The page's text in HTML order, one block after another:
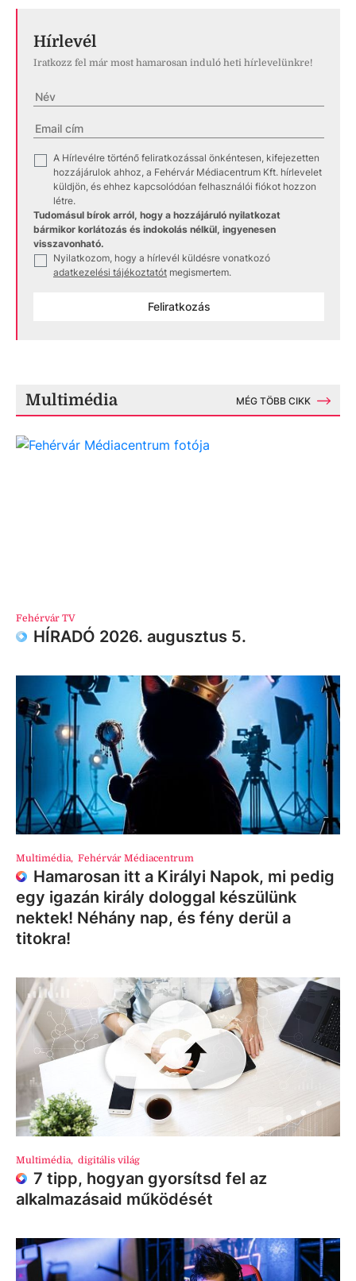
Hírlevél
Iratkozz fel már most hamarosan induló heti hírlevelünkre!
A Hírlevélre történő feliratkozással önkéntesen, kifejezetten
hozzájárulok ahhoz, a Fehérvár Médiacentrum Kft. hírlevelet
küldjön, és ehhez kapcsolódóan felhasználói fiókot hozzon
létre.
Tudomásul bírok arról, hogy a hozzájáruló nyilatkozat
bármikor korlátozás és indokolás nélkül, ingyenesen
visszavonható.
Nyilatkozom, hogy a hírlevél küldésre vonatkozó
adatkezelési tájékoztatót megismertem.
Feliratkozás
Multimédia MÉG TÖBB CIKK
Fehérvár TV
HÍRADÓ 2026. augusztus 5.
Multimédia, Fehérvár Médiacentrum
Hamarosan itt a Királyi Napok, mi pedig
egy igazán király dologgal készülünk
nektek! Néhány nap, és fény derül a
titokra!
Multimédia, digitális világ
7 tipp, hogyan gyorsítsd fel az
alkalmazásaid működését